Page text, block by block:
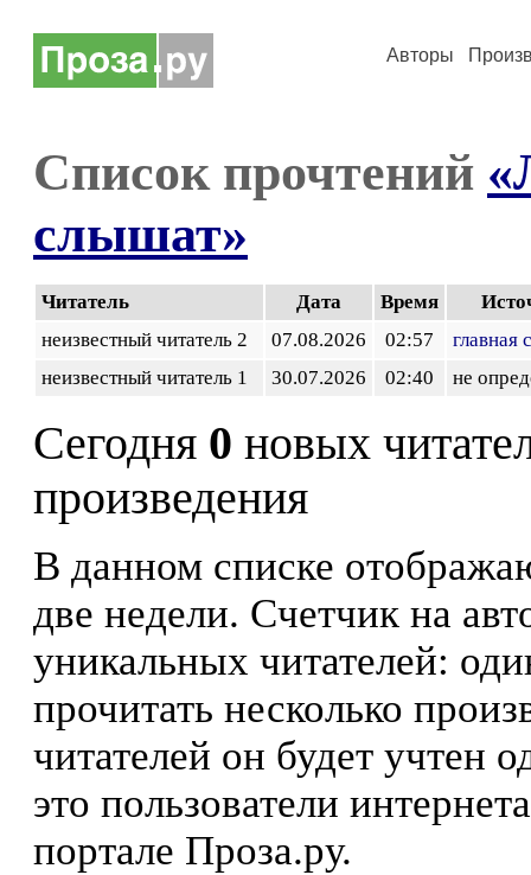
Авторы
Список прочтений
слышат»
Читатель Дата Время
неизвестный читатель 2
07.08.2026 02:57
главная
неизвестный читатель 1
30.07.2026 02:40 не
Сегодня 0 новых
произведения
В данном списке
две недели. Счетчик на
уникальных читателей:
прочитать несколько
читателей он будет учтен
это пользователи
портале Проза.ру.